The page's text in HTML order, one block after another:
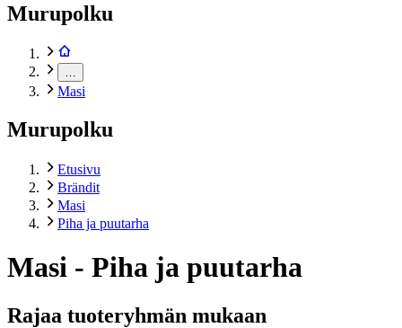
Murupolku
Masi
Murupolku
Etusivu
Brändit
Masi
Piha ja puutarha
Masi - Piha ja puutarha
Rajaa tuoteryhmän mukaan